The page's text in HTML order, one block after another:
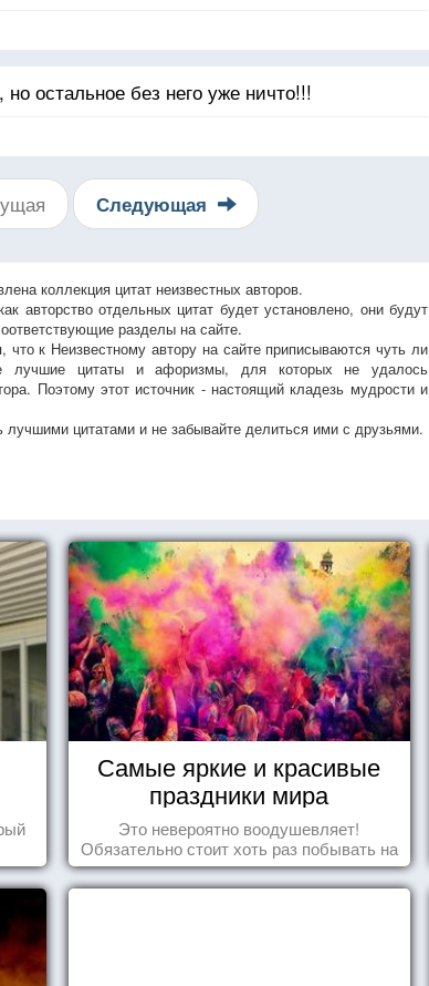
остальное без него уже ничто!!!
Следующая
коллекция цитат неизвестных авторов.
авторство отдельных цитат будет установлено, они будут
разделы на сайте.
что к Неизвестному автору на сайте приписываются чуть ли
лучшие цитаты и афоризмы, для которых не удалось
Поэтому этот источник - настоящий кладезь мудрости и
лучшими цитатами и не забывайте делиться ими с друзьями.
Самые яркие и красивые
праздники мира
Это невероятно воодушевляет!
Обязательно стоит хоть раз побывать на
подобных мероприятиях и получить
массу впечатлений!